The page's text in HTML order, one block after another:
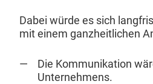
Dabei würde es sich
mit einem ganzheitlichen
Die Kom­mu­nika­tion
Unternehmens.